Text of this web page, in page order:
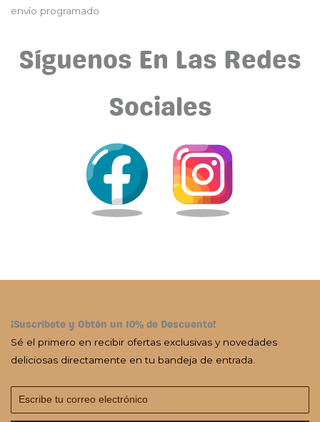
envío programado
Síguenos En Las Redes
Sociales
¡Suscríbete y Obtén un 10% de Descuento!
Sé el primero en recibir ofertas exclusivas y novedades
deliciosas directamente en tu bandeja de entrada.